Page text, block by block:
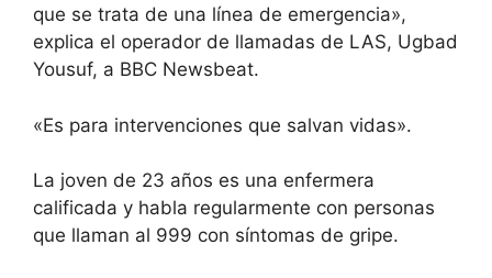
que se trata de una línea de emergencia»,
explica el operador de llamadas de LAS, Ugbad
Yousuf, a BBC Newsbeat.
«Es para intervenciones que salvan vidas».
La joven de 23 años es una enfermera
calificada y habla regularmente con personas
que llaman al 999 con síntomas de gripe.